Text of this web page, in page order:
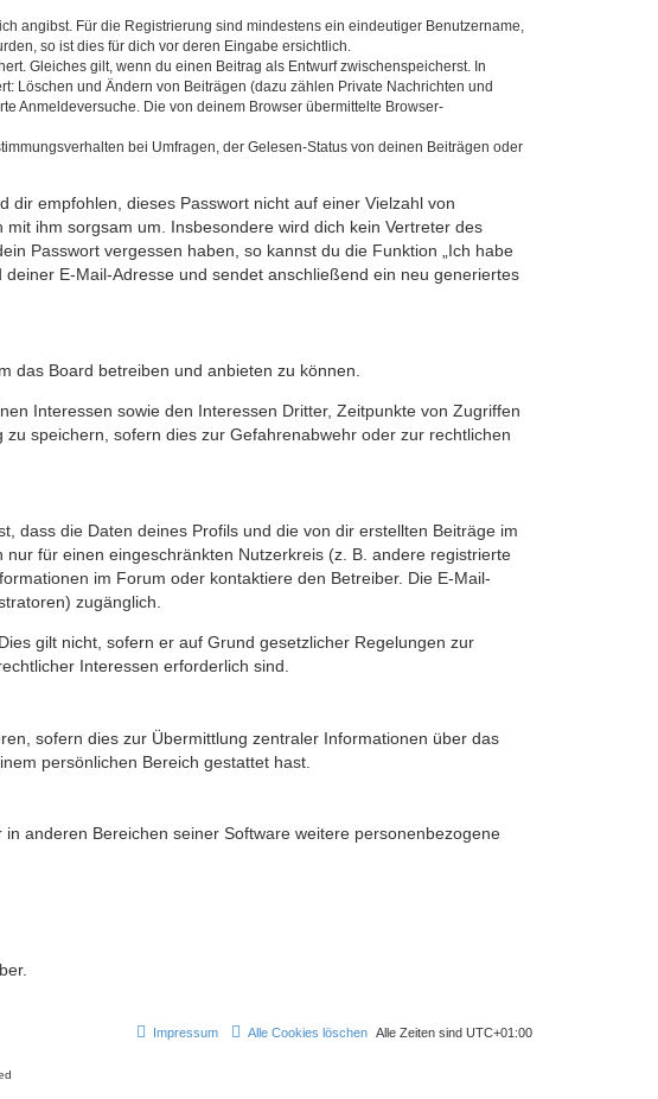
angibst. Für die Registrierung sind mindestens ein eindeutiger Benutzername,
so ist dies für dich vor deren Eingabe ersichtlich.
Gleiches gilt, wenn du einen Beitrag als Entwurf zwischenspeicherst. In
Löschen und Ändern von Beiträgen (dazu zählen Private Nachrichten und
Anmeldeversuche. Die von deinem Browser übermittelte Browser-
bei Umfragen, der Gelesen-Status von deinen Beiträgen oder
dir empfohlen, dieses Passwort nicht auf einer Vielzahl von
ihm sorgsam um. Insbesondere wird dich kein Vertreter des
Passwort vergessen haben, so kannst du die Funktion „Ich habe
E-Mail-Adresse und sendet anschließend ein neu generiertes
das Board betreiben und anbieten zu können.
Interessen sowie den Interessen Dritter, Zeitpunkte von Zugriffen
speichern, sofern dies zur Gefahrenabwehr oder zur rechtlichen
dass die Daten deines Profils und die von dir erstellten Beiträge im
für einen eingeschränkten Nutzerkreis (z. B. andere registrierte
im Forum oder kontaktiere den Betreiber. Die E-Mail-
zugänglich.
gilt nicht, sofern er auf Grund gesetzlicher Regelungen zur
Interessen erforderlich sind.
sofern dies zur Übermittlung zentraler Informationen über das
persönlichen Bereich gestattet hast.
anderen Bereichen seiner Software weitere personenbezogene
Alle Zeiten sind UTC+01:00
Alle Cookies löschen
Impressum